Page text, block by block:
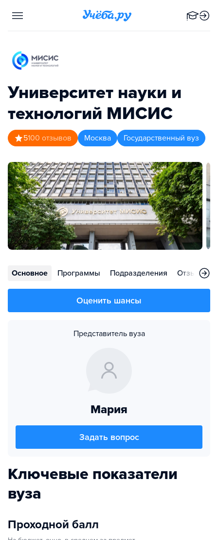
Университет науки и
технологий МИСИС
5100 отзывов Москва Государственный вуз
Основное Программы Подразделения Отзывы
Оценить шансы
Представитель вуза
Мария
Задать вопрос
Ключевые показатели
вуза
Проходной балл